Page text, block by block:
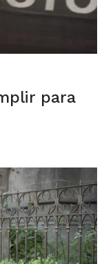
para